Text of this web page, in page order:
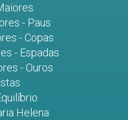
- Paus
- Copas
- Espadas
- Ouros
Helena